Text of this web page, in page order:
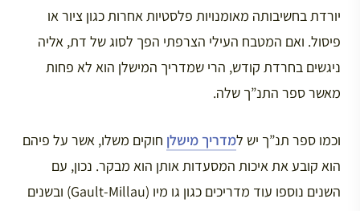
יורדת בחשיבותה מאומנויות פלסטיות אחרות כגון ציור או
פיסול. ואם המטבח העילי הצרפתי הפך לסוג של דת, אליה
ניגשים בחרדת קודש, הרי שמדריך המישלן הוא לא פחות
מאשר ספר התנ”ך שלה.
וכמו ספר תנ”ך יש למדריך מישלן חוקים משלו, אשר על פיהם
הוא קובע את איכות המסעדות אותן הוא מבקר. נכון, עם
השנים נוספו עוד מדריכים כגון גו מיו (Gault-Millau) ובשנים